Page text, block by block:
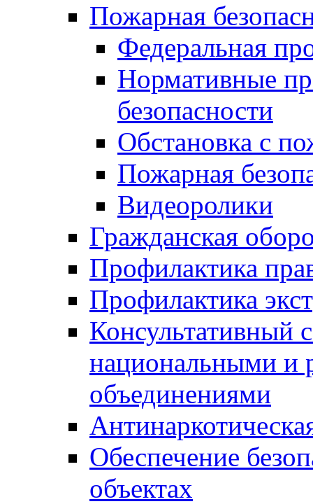
Пожарная
Федеральная
Нормативные
безопасности
Обстановка с
Пожарная
Видеоролики
Гражданская
Профилактика
Профилактика
Консультативный
национальными и
объединениями
Обеспечение
объектах